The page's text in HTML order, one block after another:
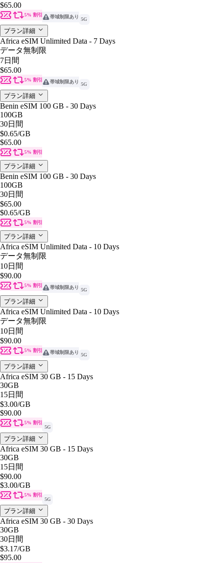
$65.00
5% 割引 帯域制限あり 5G
プラン詳細
Africa eSIM Unlimited Data - 7 Days
データ無制限
7日間
$65.00
5% 割引 帯域制限あり 5G
プラン詳細
Benin eSIM 100 GB - 30 Days
100GB
30日間
$0.65/GB
$65.00
5% 割引
プラン詳細
Benin eSIM 100 GB - 30 Days
100GB
30日間
$65.00
$0.65/GB
5% 割引
プラン詳細
Africa eSIM Unlimited Data - 10 Days
データ無制限
10日間
$90.00
5% 割引 帯域制限あり 5G
プラン詳細
Africa eSIM Unlimited Data - 10 Days
データ無制限
10日間
$90.00
5% 割引 帯域制限あり 5G
プラン詳細
Africa eSIM 30 GB - 15 Days
30GB
15日間
$3.00/GB
$90.00
5% 割引
5G
プラン詳細
Africa eSIM 30 GB - 15 Days
30GB
15日間
$90.00
$3.00/GB
5% 割引
5G
プラン詳細
Africa eSIM 30 GB - 30 Days
30GB
30日間
$3.17/GB
$95.00